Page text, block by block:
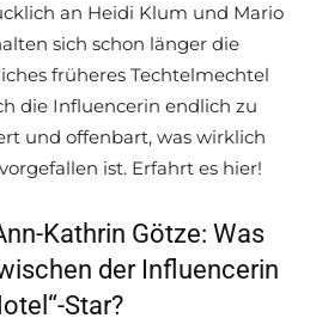
an Heidi Klum und Mario
sich schon länger die
früheres Techtelmechtel
die Influencerin endlich zu
und offenbart, was wirklich
ist. Erfahrt es hier!
Kathrin Götze: Was
der Influencerin
Star?